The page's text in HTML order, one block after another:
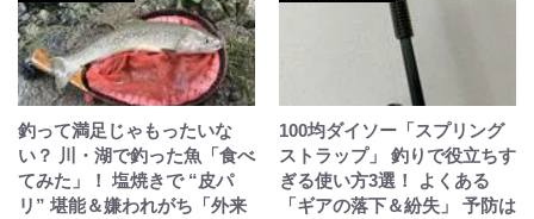
釣って満足じゃもったいな
い？ 川・湖で釣った魚「食べ
てみた」！ 塩焼きで “皮パ
リ” 堪能＆嫌われがち「外来
100均ダイソー「スプリング
ストラップ」 釣りで役立ちす
ぎる使い方3選！ よくある
「ギアの落下＆紛失」 予防は